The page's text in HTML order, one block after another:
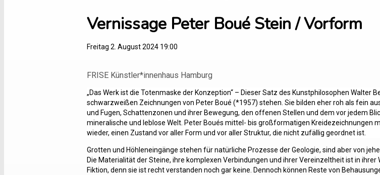
Vernissage Peter Boué Stein / Vorform
Freitag 2. August 2024 19:00
FRISE Künstler*innenhaus Hamburg
„Das Werk ist die Totenmaske der Konzeption“ – Dieser Satz des Kunstphilosophen Walter
schwarzweißen Zeichnungen von Peter Boué (*1957) stehen. Sie bilden eher roh als fein
und Fugen, Schattenzonen und ihrer Bewegung, den offenen Stellen und dem vor jedem
mineralische und leblose Welt. Peter Boués mittel- bis großformatigen Kreidezeichnungen
wieder, einen Zustand vor aller Form und vor aller Struktur, die nicht zufällig geordnet ist.
Grotten und Höhleneingänge stehen für natürliche Prozesse der Geologie, sind aber von
Die Materialität der Steine, ihre komplexen Verbindungen und ihrer Vereinzeltheit ist in
Fiktion, denn sie ist recht verstanden noch gar keine. Dennoch können Reste von